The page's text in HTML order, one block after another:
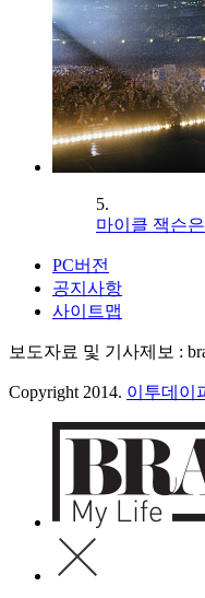
5.
마이클 잭슨
PC버전
공지사항
사이트맵
보도자료 및 기사제보 :
Copyright 2014. 이투데이